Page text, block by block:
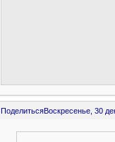
ПоделитьсяВоскресенье, 30